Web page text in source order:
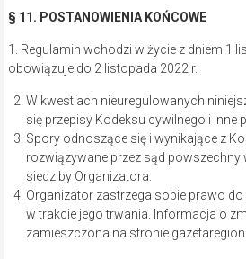
§ 11. POSTANOWIENIA KOŃCOWE
1. Regulamin wchodzi w życie z dniem 1
obowiązuje do 2 listopada 2022 r.
W kwestiach nieuregulowanych
się przepisy Kodeksu cywilnego i inne
Spory odnoszące się i wynikające z
rozwiązywane przez sąd powszechny
siedziby Organizatora.
Organizator zastrzega sobie prawo
w trakcie jego trwania. Informacja o
zamieszczona na stronie